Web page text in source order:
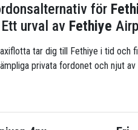
för
Ett urval av Fethiye
tar dig till Fethiye i tid och
privata fordonet och njut